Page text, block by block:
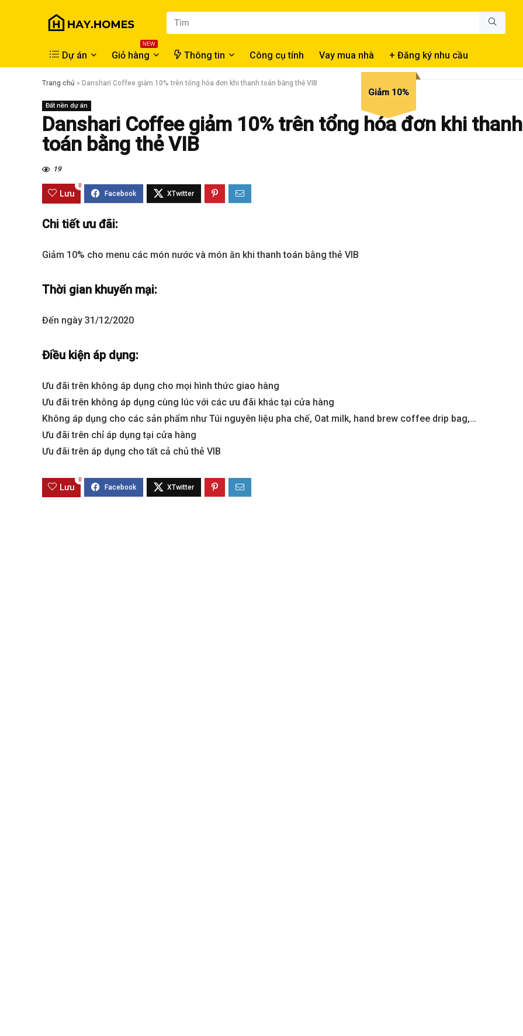
Dự án
NEW
Giỏ hàng Thông tin Công cụ tính Vay mua nhà + Đăng ký nhu cầu
Giảm 10%
Trang chủ » Danshari Coffee giảm 10% trên tổng hóa đơn khi thanh toán bằng thẻ VIB
Đất nền dự án
Danshari Coffee giảm 10% trên tổng hóa đơn khi thanh
toán bằng thẻ VIB
19
Lưu
0
Chi tiết ưu đãi:
Giảm 10% cho menu các món nước và món ăn khi thanh toán bằng thẻ VIB
Thời gian khuyến mại:
Đến ngày 31/12/2020
Điều kiện áp dụng:
Ưu đãi trên không áp dụng cho mọi hình thức giao hàng
Ưu đãi trên không áp dụng cùng lúc với các ưu đãi khác tại cửa hàng
Không áp dụng cho các sản phẩm như Túi nguyên liệu pha chế, Oat milk, hand brew coffee drip bag,…
Ưu đãi trên chỉ áp dụng tại cửa hàng
Ưu đãi trên áp dụng cho tất cả chủ thẻ VIB
Lưu
0